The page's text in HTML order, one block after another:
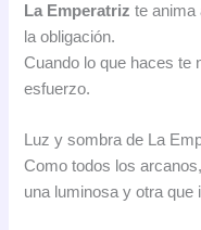
La Emperatriz te anima
la obligación.
Cuando lo que haces te
esfuerzo.
Luz y sombra de La
Como todos los arcanos,
una luminosa y otra que